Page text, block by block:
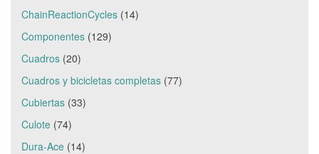
ChainReactionCycles (14)
Componentes (129)
Cuadros (20)
Cuadros y bicicletas completas (77)
Cubiertas (33)
Culote (74)
Dura-Ace (14)